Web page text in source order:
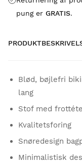
pung er GRATIS.
Blød, bøjlefri
lang
Stof med
Kvalitetsforing
Snøredesign
Minimalistisk